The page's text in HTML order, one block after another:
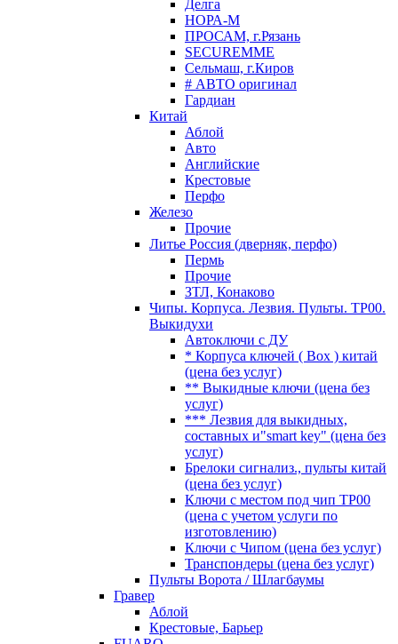
Делга
НОРА-М
ПРОСАМ, г.Рязань
SECUREMME
Сельмаш, г.Киров
# АВТО оригинал
Гардиан
Китай
Аблой
Авто
Английские
Крестовые
Перфо
Железо
Прочие
Литье Россия (дверняк, перфо)
Пермь
Прочие
ЗТЛ, Конаково
Чипы. Корпуса. Лезвия. Пульты. TP00.
Выкидухи
Автоключи с ДУ
* Корпуса ключей ( Box ) китай
(цена без услуг)
** Выкидные ключи (цена без
услуг)
*** Лезвия для выкидных,
составных и"smart key" (цена без
услуг)
Брелоки сигнализ., пульты китай
(цена без услуг)
Ключи с местом под чип TP00
(цена с учетом услуги по
изготовлению)
Ключи с Чипом (цена без услуг)
Транспондеры (цена без услуг)
Пульты Ворота / Шлагбаумы
Гравер
Аблой
Крестовые, Барьер